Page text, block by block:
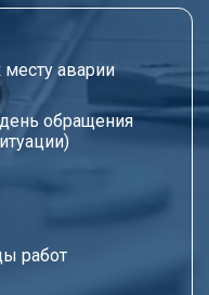
аварии
обращения
работ